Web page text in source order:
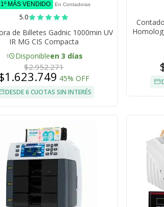
1º MÁS VENDIDO En Contadoras
5.0
de Billetes Gadnic 1000min UV
IR MG CIS Compacta
acuteDisponibleen 3 días
$2.952.271
45% OFF
DESDE 6 CUOTAS SIN INTERÉS